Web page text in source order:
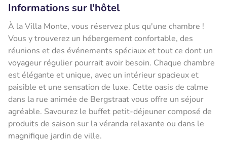
Informations sur l'hôtel
À la Villa Monte, vous réservez plus qu'une chambre !
Vous y trouverez un hébergement confortable, des
réunions et des événements spéciaux et tout ce dont un
voyageur régulier pourrait avoir besoin. Chaque chambre
est élégante et unique, avec un intérieur spacieux et
paisible et une sensation de luxe. Cette oasis de calme
dans la rue animée de Bergstraat vous offre un séjour
agréable. Savourez le buffet petit-déjeuner composé de
produits de saison sur la véranda relaxante ou dans le
magnifique jardin de ville.